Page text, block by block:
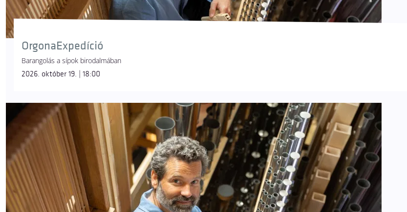
OrgonaExpedíció
Barangolás a sípok birodalmában
2026. október 19. | 18:00